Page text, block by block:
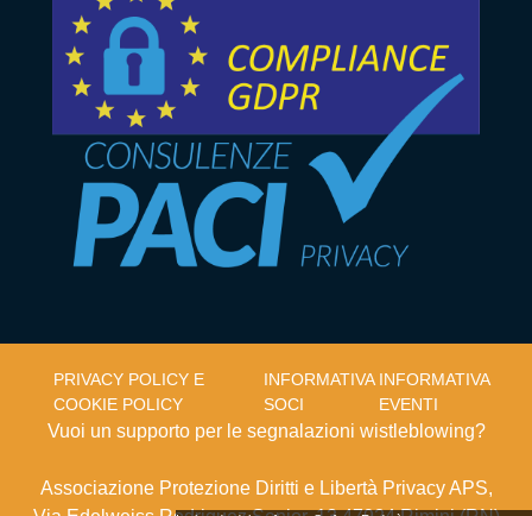
PRIVACY POLICY E
COOKIE POLICY
INFORMATIVA
SOCI
INFORMATIVA
EVENTI
Vuoi un supporto per le segnalazioni wistleblowing?
Associazione Protezione Diritti e Libertà Privacy APS,